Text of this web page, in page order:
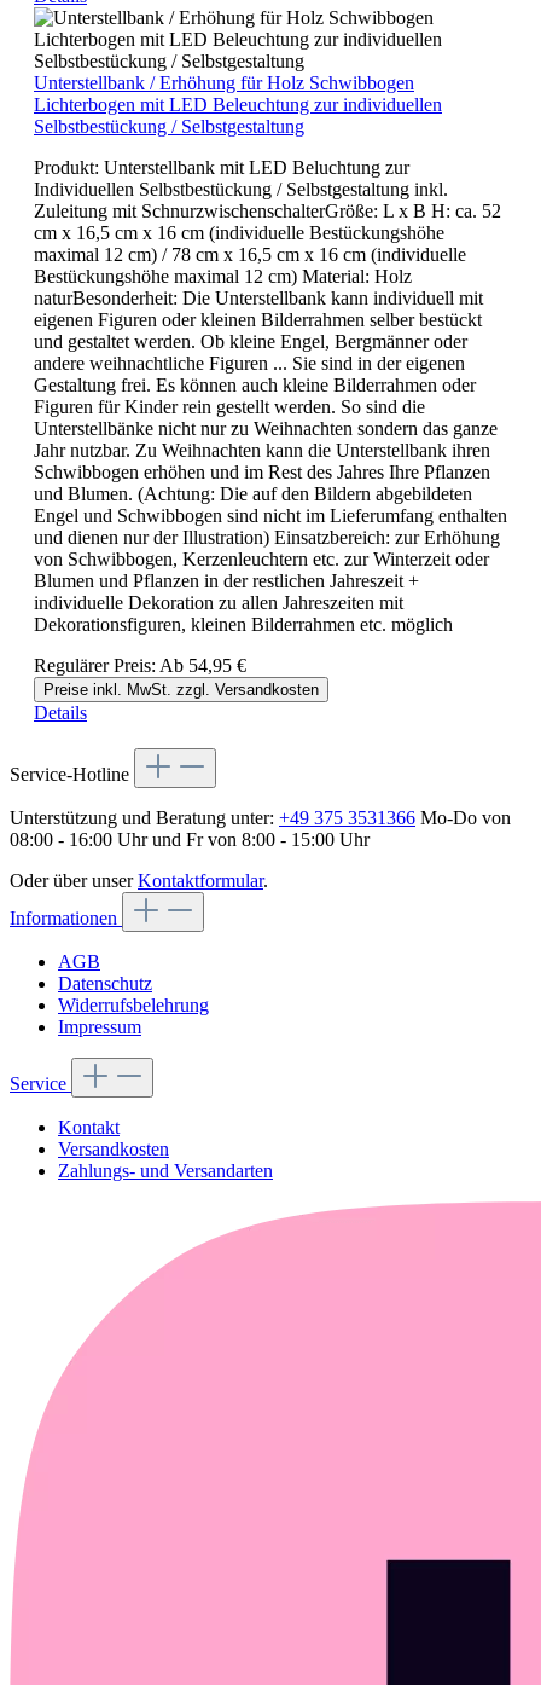
Unterstellbank / Erhöhung für Holz Schwibbogen
Lichterbogen mit LED Beleuchtung zur individuellen
Selbstbestückung / Selbstgestaltung
Produkt: Unterstellbank mit LED Beluchtung zur
Individuellen Selbstbestückung / Selbstgestaltung inkl.
Zuleitung mit SchnurzwischenschalterGröße: L x B H: ca. 52
cm x 16,5 cm x 16 cm (individuelle Bestückungshöhe
maximal 12 cm) / 78 cm x 16,5 cm x 16 cm (individuelle
Bestückungshöhe maximal 12 cm) Material: Holz
naturBesonderheit: Die Unterstellbank kann individuell mit
eigenen Figuren oder kleinen Bilderrahmen selber bestückt
und gestaltet werden. Ob kleine Engel, Bergmänner oder
andere weihnachtliche Figuren ... Sie sind in der eigenen
Gestaltung frei. Es können auch kleine Bilderrahmen oder
Figuren für Kinder rein gestellt werden. So sind die
Unterstellbänke nicht nur zu Weihnachten sondern das ganze
Jahr nutzbar. Zu Weihnachten kann die Unterstellbank ihren
Schwibbogen erhöhen und im Rest des Jahres Ihre Pflanzen
und Blumen. (Achtung: Die auf den Bildern abgebildeten
Engel und Schwibbogen sind nicht im Lieferumfang enthalten
und dienen nur der Illustration) Einsatzbereich: zur Erhöhung
von Schwibbogen, Kerzenleuchtern etc. zur Winterzeit oder
Blumen und Pflanzen in der restlichen Jahreszeit +
individuelle Dekoration zu allen Jahreszeiten mit
Dekorationsfiguren, kleinen Bilderrahmen etc. möglich
Regulärer Preis: Ab 54,95 €
Preise inkl. MwSt. zzgl. Versandkosten
Details
Service-Hotline
Unterstützung und Beratung unter: +49 375 3531366 Mo-Do von
08:00 - 16:00 Uhr und Fr von 8:00 - 15:00 Uhr
Oder über unserKontaktformular.
Informationen
AGB
Datenschutz
Widerrufsbelehrung
Impressum
Service
Kontakt
Versandkosten
Zahlungs- und Versandarten